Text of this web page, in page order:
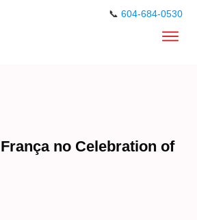
📞 604-684-0530
no Celebration of